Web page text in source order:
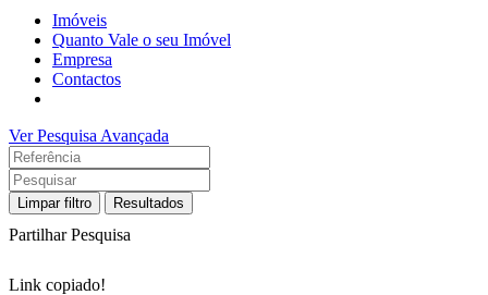
Imóveis
Quanto Vale o seu Imóvel
Empresa
Contactos
Ver Pesquisa Avançada
Limpar filtro Resultados
Partilhar Pesquisa
Link copiado!